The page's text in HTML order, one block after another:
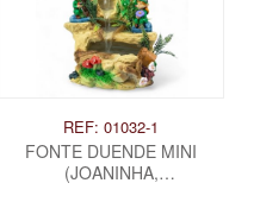
REF: 01032-1
FONTE DUENDE MINI
(JOANINHA,